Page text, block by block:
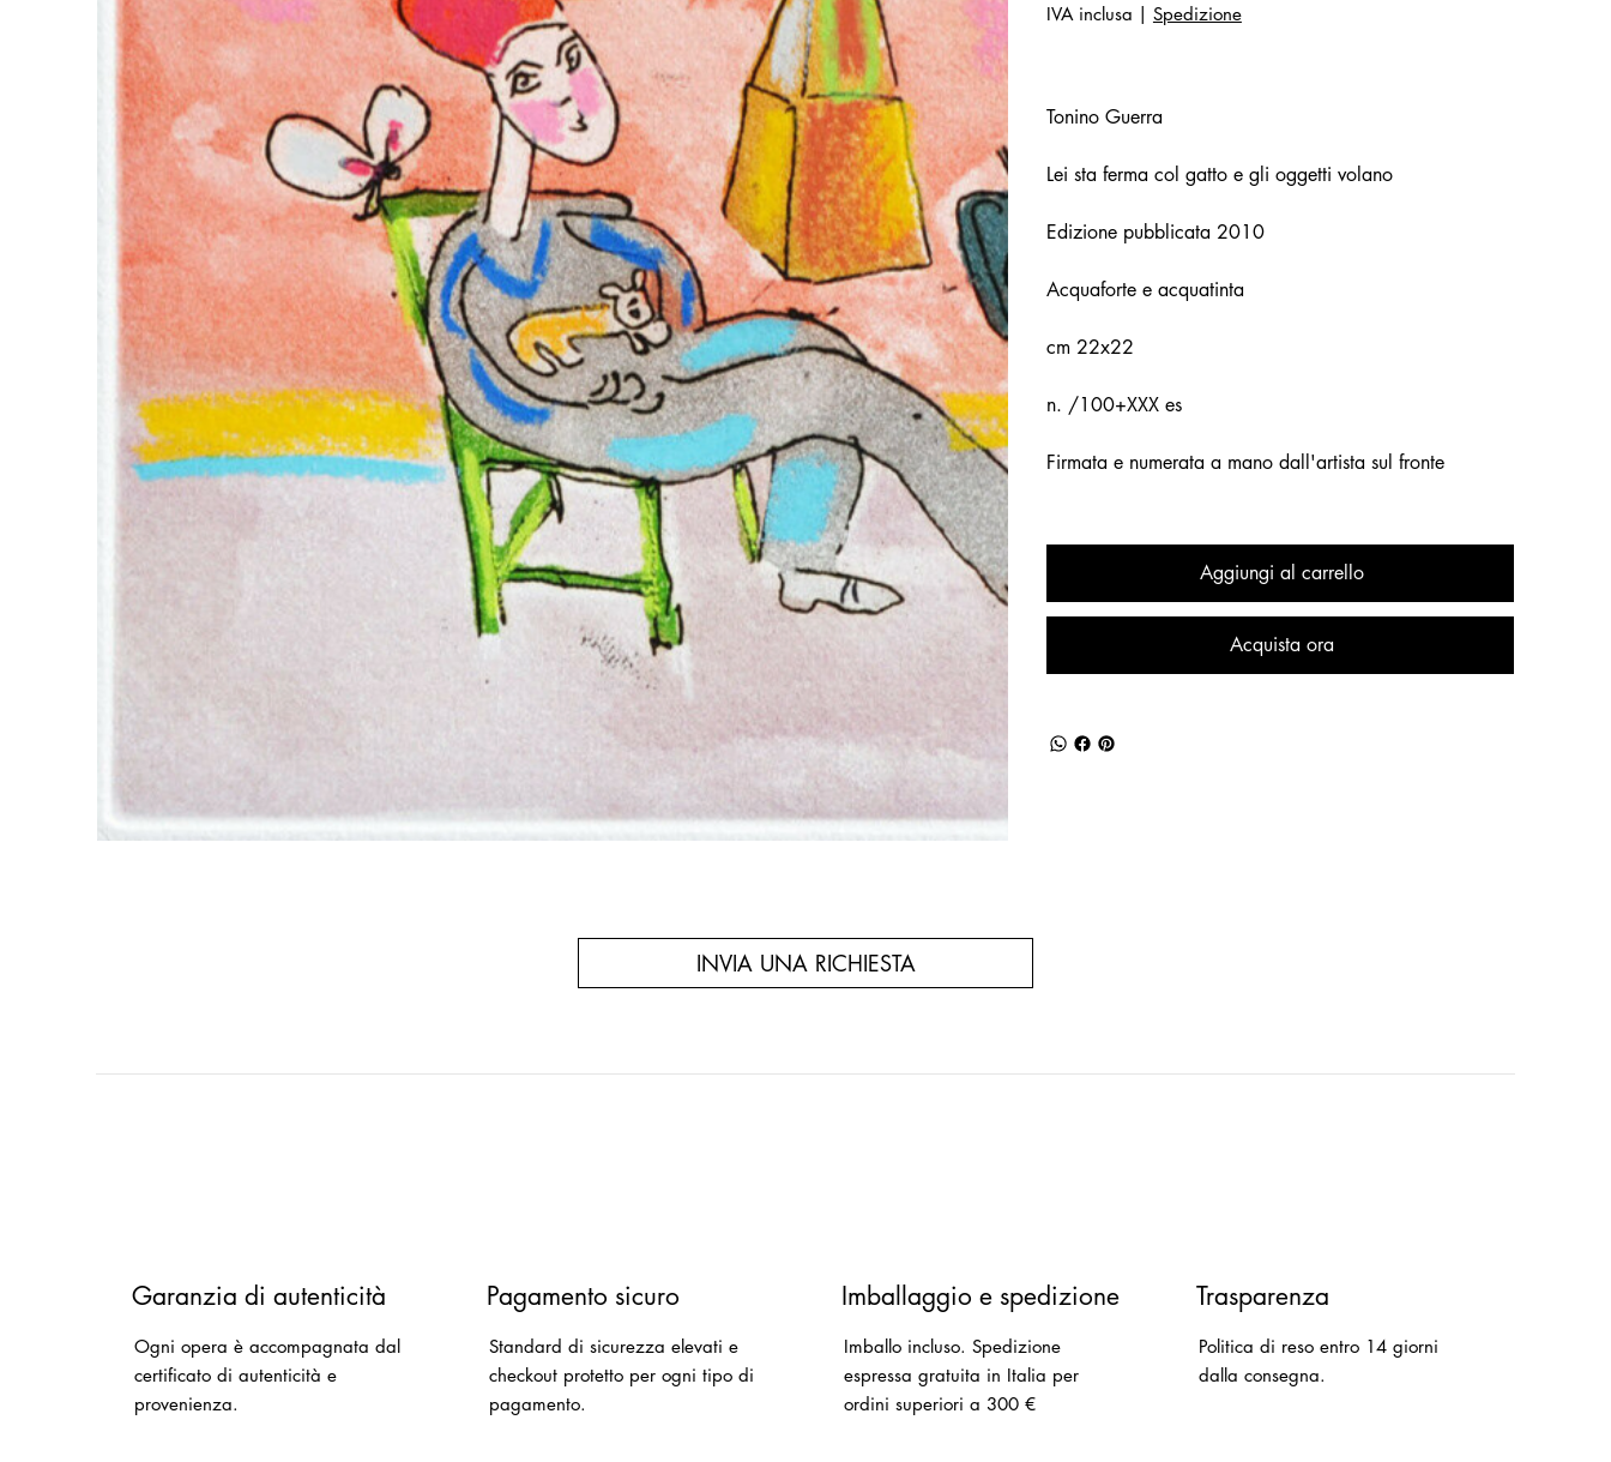
IVA inclusa | Spedizione
Tonino Guerra
Lei sta ferma col gatto e gli oggetti volano
Edizione pubblicata 2010
Acquaforte e acquatinta
cm 22x22
n. /100+XXX es
Firmata e numerata a mano dall'artista sul fronte
Aggiungi al carrello
Acquista ora
INVIA UNA RICHIESTA
Garanzia di autenticità
Ogni opera è accompagnata dal
certificato di autenticità e
provenienza.
Pagamento sicuro
Standard di sicurezza elevati e
checkout protetto per ogni tipo di
pagamento.
Imballaggio e spedizione
Imballo incluso.Spedizione
espressa gratuita in Italia per
ordini superiori a 300 €
Trasparenza
Politica di reso entro 14 giorni
dalla consegna.